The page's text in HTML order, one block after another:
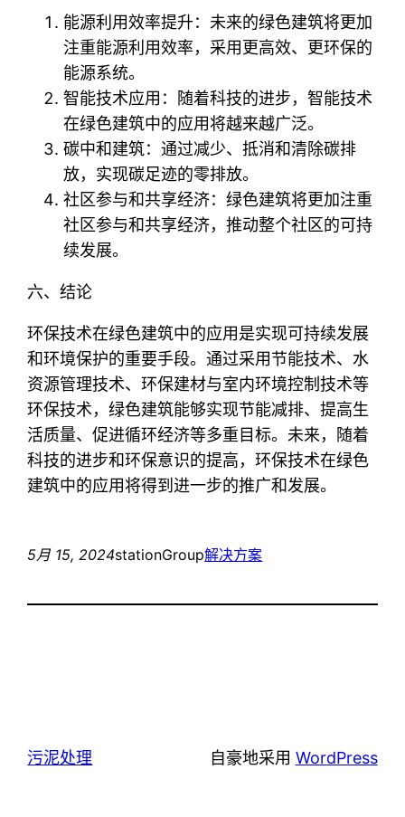
能源利用效率提升：未来的绿色建筑将更加
注重能源利用效率，采用更高效、更环保的
能源系统。
智能技术应用：随着科技的进步，智能技术
在绿色建筑中的应用将越来越广泛。
碳中和建筑：通过减少、抵消和清除碳排
放，实现碳足迹的零排放。
社区参与和共享经济：绿色建筑将更加注重
社区参与和共享经济，推动整个社区的可持
续发展。
六、结论
环保技术在绿色建筑中的应用是实现可持续发展
和环境保护的重要手段。通过采用节能技术、水
资源管理技术、环保建材与室内环境控制技术等
环保技术，绿色建筑能够实现节能减排、提高生
活质量、促进循环经济等多重目标。未来，随着
科技的进步和环保意识的提高，环保技术在绿色
建筑中的应用将得到进一步的推广和发展。
5月 15, 2024stationGroup解决方案
污泥处理 自豪地采用 WordPress